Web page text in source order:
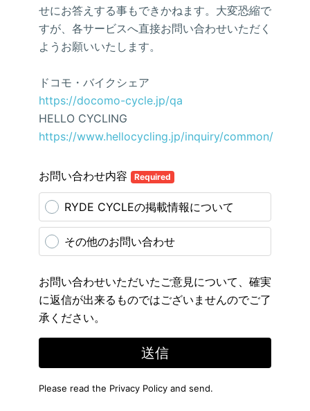
せにお答えする事もできかねます。大変恐縮で
すが、各サービスへ直接お問い合わせいただく
ようお願いいたします。
ドコモ・バイクシェア
https://docomo-cycle.jp/qa
HELLO CYCLING
https://www.hellocycling.jp/inquiry/common/
お問い合わせ内容 Required
RYDE CYCLEの掲載情報について
その他のお問い合わせ
お問い合わせいただいたご意見について、確実
に返信が出来るものではございませんのでご了
承ください。
送信
Please read the Privacy Policy and send.